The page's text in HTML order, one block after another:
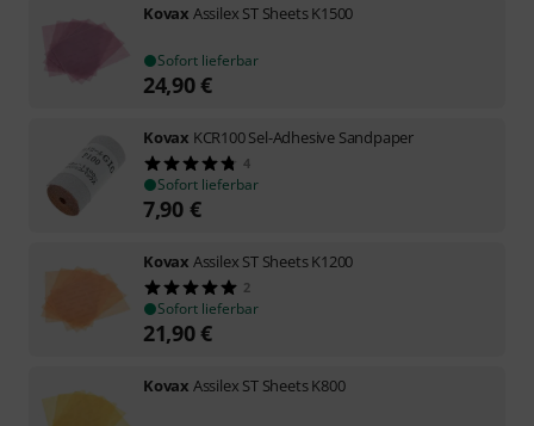
Kovax Assilex ST Sheets K1500
Sofort lieferbar
24,90€
Kovax KCR100 Sel-Adhesive Sandpaper
4
Sofort lieferbar
7,90 €
Kovax Assilex ST Sheets K1200
2
Sofort lieferbar
21,90€
Kovax Assilex ST Sheets K800